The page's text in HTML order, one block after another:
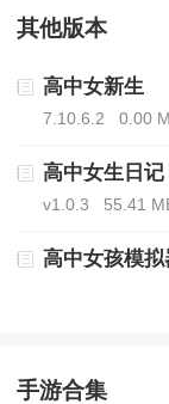
ATM机辛 - 出纳
与学生智能教
的收银员模拟器
玩这个高中出
其他版本
高中女新生
7.10.6.2 0.00
高中女生日记
v1.0.3 55.41
高中女孩模
v1.0.0
手游合集